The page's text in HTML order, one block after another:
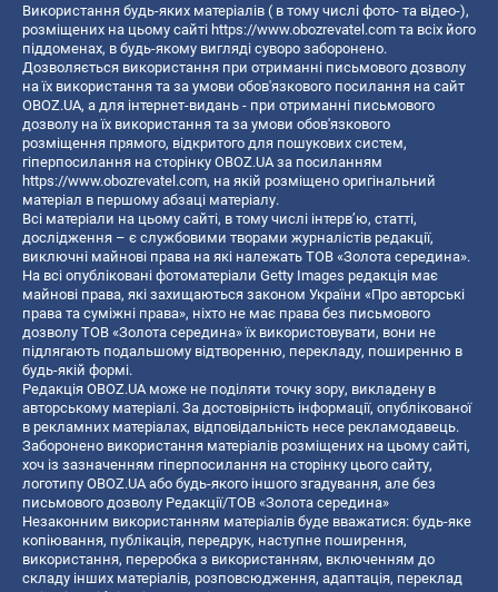
Використання будь-яких матеріалів ( в тому числі фото- та відео-),
розміщених на цьому сайті https://www.obozrevatel.com та всіх його
піддоменах, в будь-якому вигляді суворо заборонено.
Дозволяється використання при отриманні письмового дозволу
на їх використання та за умови обов'язкового посилання на сайт
OBOZ.UA, а для інтернет-видань - при отриманні письмового
дозволу на їх використання та за умови обов'язкового
розміщення прямого, відкритого для пошукових систем,
гіперпосилання на сторінку OBOZ.UA за посиланням
https://www.obozrevatel.com, на якій розміщено оригінальний
матеріал в першому абзаці матеріалу.
Всі матеріали на цьому сайті, в тому числі інтерв’ю, статті,
дослідження – є службовими творами журналістів редакції,
виключні майнові права на які належать ТОВ «Золота середина».
На всі опубліковані фотоматеріали Getty Images редакція має
майнові права, які захищаються законом України «Про авторські
права та суміжні права», ніхто не має права без письмового
дозволу ТОВ «Золота середина» їх використовувати, вони не
підлягають подальшому відтворенню, перекладу, поширенню в
будь-якій формі.
Редакція OBOZ.UA може не поділяти точку зору, викладену в
авторському матеріалі. За достовірність інформації, опублікованої
в рекламних матеріалах, відповідальність несе рекламодавець.
Заборонено використання матеріалів розміщених на цьому сайті,
хоч із зазначенням гіперпосилання на сторінку цього сайту,
логотипу OBOZ.UA або будь-якого іншого згадування, але без
письмового дозволу Редакції/ТОВ «Золота середина»
Незаконним використанням матеріалів буде вважатися: будь-яке
копiювання, публiкацiя, передрук, наступне поширення,
використання, переробка з використанням, включенням до
складу інших матеріалів, розповсюдження, адаптація, переклад